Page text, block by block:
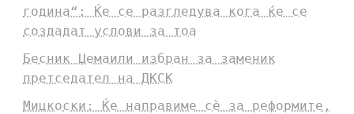
година“: Ќе се разгледува кога ќе се
создадат услови за тоа
Бесник Џемаили избран за заменик
претседател на ДКСК
Мицкоски: Ќе направиме сè за реформите,